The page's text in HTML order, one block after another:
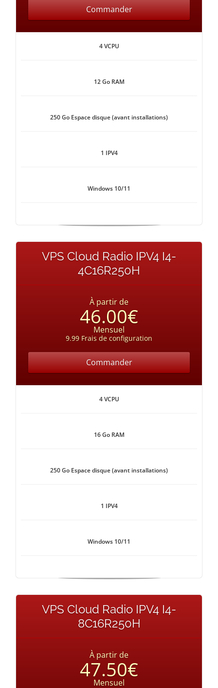
Commander
4 VCPU
12 Go RAM
250 Go Espace disque (avant installations)
1 IPV4
Windows 10/11
VPS Cloud Radio IPV4 I4-
4C16R250H
À partir de
46.00€
Mensuel
9.99 Frais de configuration
Commander
4 VCPU
16 Go RAM
250 Go Espace disque (avant installations)
1 IPV4
Windows 10/11
VPS Cloud Radio IPV4 I4-
8C16R250H
À partir de
47.50€
Mensuel